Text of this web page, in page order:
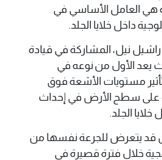
هي العامل الأساسي في
داخل خلايا الجلد.
نيل، المشاركة في قيادة
يعد الأول من نوعه في
مستويات الأشعة فوق
على سطح الأرض في إحداث
الجلد.
يتعرض للجرعة نفسها من
خلال فترة قصيرة في